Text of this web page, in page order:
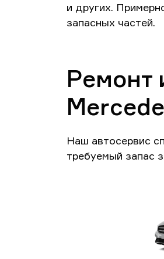
и других.
запасных частей.
Ремонт
Наш автосервис
требуемый запас